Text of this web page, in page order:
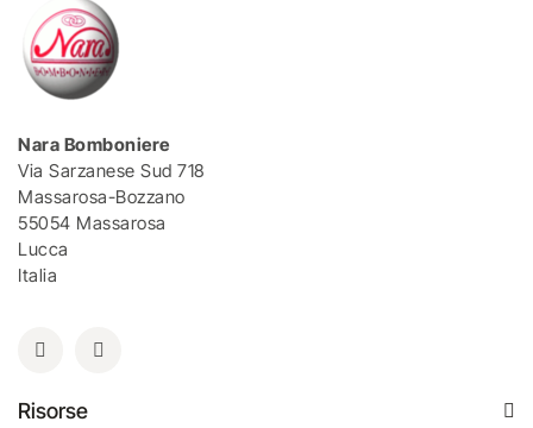
Nara Bomboniere
Via Sarzanese Sud 718
Massarosa-Bozzano
55054 Massarosa
Lucca
Italia
Risorse